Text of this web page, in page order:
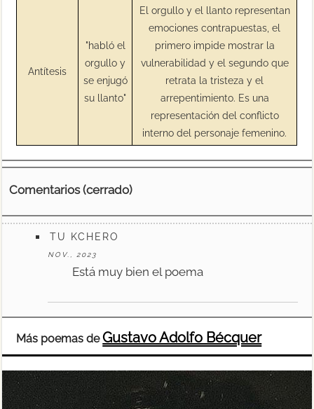
Antítesis
"habló el
orgullo y
se enjugó
su llanto"
El orgullo y el llanto representan
emociones contrapuestas, el
primero impide mostrar la
vulnerabilidad y el segundo que
retrata la tristeza y el
arrepentimiento. Es una
representación del conflicto
interno del personaje femenino.
Comentarios (cerrado)
TU KCHERO
NOV., 2023
Está muy bien el poema
Más poemas deGustavo Adolfo Bécquer